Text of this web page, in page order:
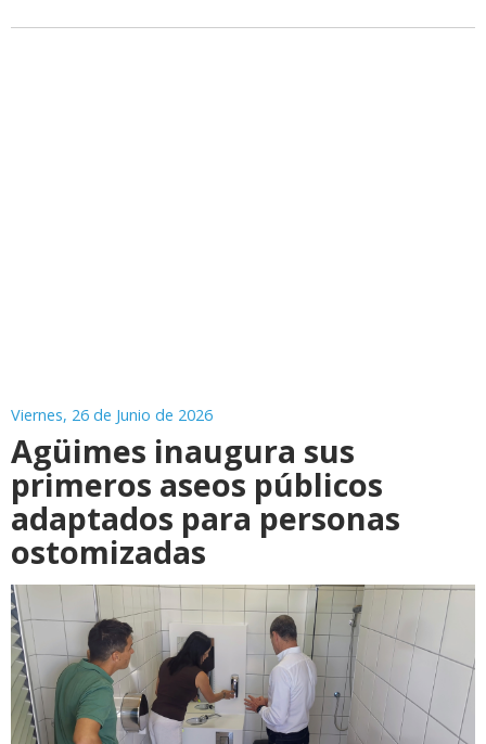
Viernes, 26 de Junio de 2026
Agüimes inaugura sus
primeros aseos públicos
adaptados para personas
ostomizadas